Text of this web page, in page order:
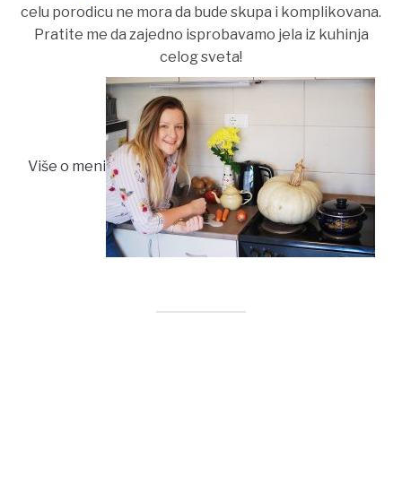
celu porodicu ne mora da bude skupa i komplikovana.
Pratite me da zajedno isprobavamo jela iz kuhinja
celog sveta!
Više o meni